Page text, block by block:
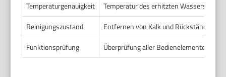
Temperaturgenauigkeit
Temperatur des erhitzten Wassers mit
Reinigungszustand
Entfernen von Kalk und Rückständen
Funktionsprüfung
Überprüfung aller Bedienelemente und